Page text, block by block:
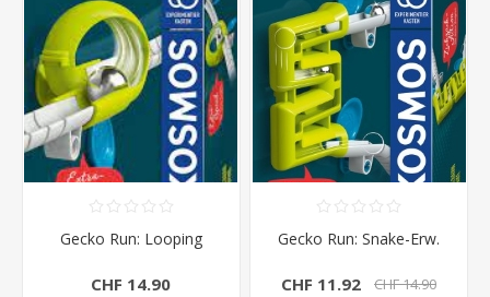
Gecko Run: Looping
CHF 14.90
Gecko Run: Snake-Erw.
CHF 11.92 CHF 14.90